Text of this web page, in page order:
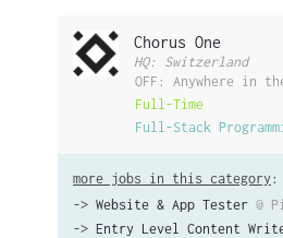
Chorus One
HQ: Switzerland
OFF: Anywhere in
Full-Time
Full-Stack
more jobs in this category :
-> Website & App Tester @
-> Entry Level Content